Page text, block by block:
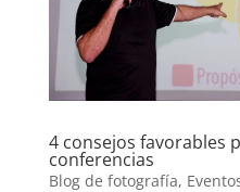
4 consejos favorables
conferencias
Blog de fotografía,